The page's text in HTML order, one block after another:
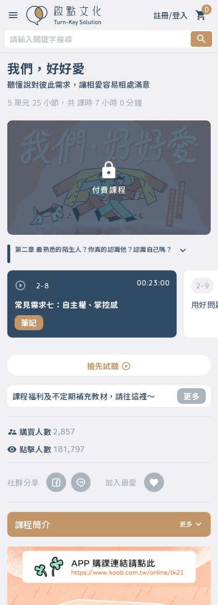
註冊/登入 0
我們，好好愛
聽懂說對彼此需求，讓相愛容易相處滿意
5 單元 25 小節，共 課時 7 小時 0 分鐘
付費課程
第一章 為何恆溫的愛情，那麼難？
第二章 最熟悉的陌生人？你真的認識他？認識自己嗎？
第三章 時間讓我們漸行漸遠，學會聆聽，就能日漸親近
第四章 你可以再靠近一點，從心看懂對方
第五章 懂對方，不代表要失去自己，讓你也被照顧
第二章 最熟悉的陌生人？你真的認識他？認識自己嗎？
2-8
常見需求七：自主權、掌控感
筆記
00:23:00 2-9
用好問
搶先試聽
課程福利及不定期補充教材，請往這裡～ 更多
購買人數 2,857
點擊人數 181,797
社群分享 加入最愛
課程簡介